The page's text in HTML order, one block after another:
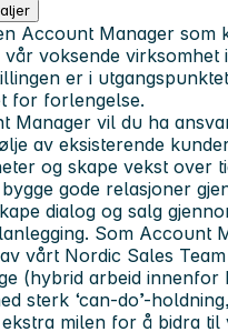
Account Manager som
voksende virksomhet
er i
for forlengelse.
Manager vil du ha
av eksisterende
og skape vekst over
gode relasjoner
dialog og salg
Som Account
vårt Nordic Sales
(hybrid arbeid innenfor
sterk ‘can-do’-
milen for å bidra